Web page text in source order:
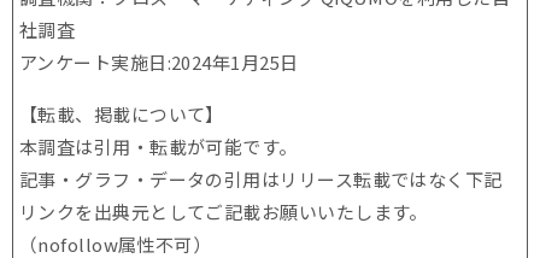
社調査
アンケート実施日:2024年1月25日
【転載、掲載について】
本調査は引用・転載が可能です。
記事・グラフ・データの引用はリリース転載ではなく下記
リンクを出典元としてご記載お願いいたします。
（nofollow属性不可）